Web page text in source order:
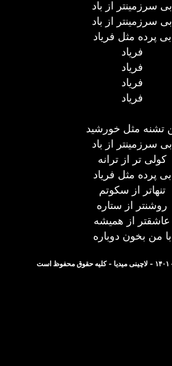
بی سرزمینتر از باد
بی سرزمینتر از باد
بی پرده مثل فریاد
فریاد
فریاد
فریاد
فریاد
تشنه مثل خورشید
بی سرزمینتر از باد
کولی تر از ترانه
بی پرده مثل فریاد
تنهاتر از سکوتم
روشنتر از ستاره
عاشقتر از همیشه
با من بخون دوباره